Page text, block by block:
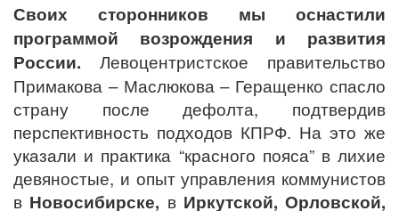
Своих сторонников мы оснастили
программой возрождения и развития
России. Левоцентристское правительство
Примакова – Маслюкова – Геращенко спасло
страну после дефолта, подтвердив
перспективность подходов КПРФ. На это же
указали и практика “красного пояса” в лихие
девяностые, и опыт управления коммунистов
в Новосибирске, вИркутской, Орловской,